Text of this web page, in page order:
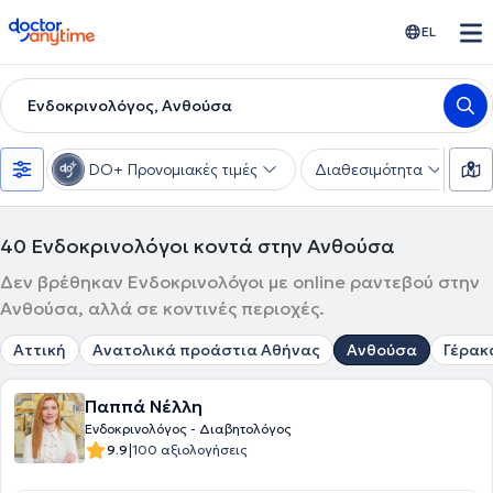
doctoranytime EL
Ενδοκρινολόγος, Ανθούσα
DO+ Προνομιακές τιμές Διαθεσιμότητα
40 Ενδοκρινολόγοι κοντά στην Ανθούσα
Δεν βρέθηκαν Ενδοκρινολόγοι με online ραντεβού στην
Ανθούσα, αλλά σε κοντινές περιοχές.
Αττική Ανατολικά προάστια Αθήνας Ανθούσα
Παππά Νέλλη
Ενδοκρινολόγος - Διαβητολόγος
9.9|100 αξιολογήσεις